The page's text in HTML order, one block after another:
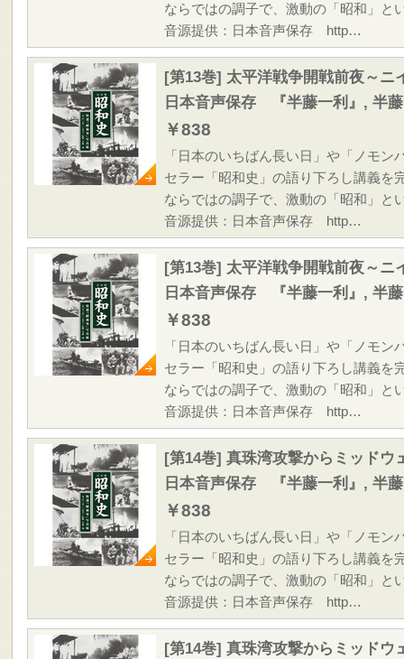
ならではの調子で、激動の「昭和」
音源提供：日本音声保存 http…
[第13巻] 太平洋戦争開戦前夜～ニ
日本音声保存 『半藤一利』, 半
￥838
「日本のいちばん長い日」や「ノモ
セラー「昭和史」の語り下ろし講義を
ならではの調子で、激動の「昭和」
音源提供：日本音声保存 http…
[第13巻] 太平洋戦争開戦前夜～ニ
日本音声保存 『半藤一利』, 半
￥838
「日本のいちばん長い日」や「ノモ
セラー「昭和史」の語り下ろし講義を
ならではの調子で、激動の「昭和」
音源提供：日本音声保存 http…
[第14巻] 真珠湾攻撃からミッドウ
日本音声保存 『半藤一利』, 半
￥838
「日本のいちばん長い日」や「ノモ
セラー「昭和史」の語り下ろし講義を
ならではの調子で、激動の「昭和」
音源提供：日本音声保存 http…
[第14巻] 真珠湾攻撃からミッドウ